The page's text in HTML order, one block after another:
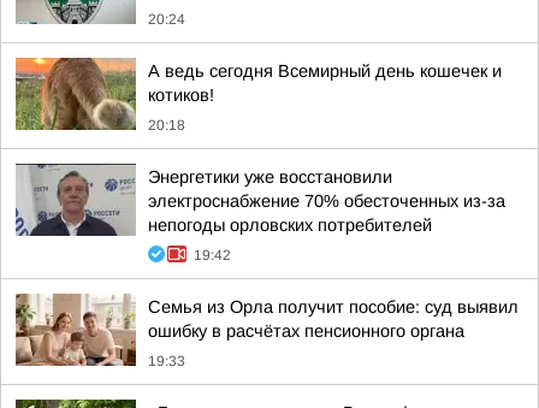
20:24
А ведь сегодня Всемирный день кошечек и
котиков!
20:18
Энергетики уже восстановили
электроснабжение 70% обесточенных из-за
непогоды орловских потребителей
19:42
Семья из Орла получит пособие: суд выявил
ошибку в расчётах пенсионного органа
19:33